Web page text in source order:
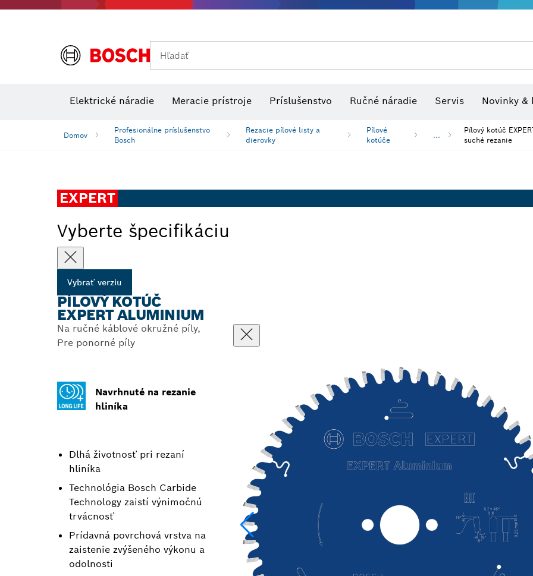
Hľadať
Elektrické náradie Meracie prístroje Príslušenstvo Ručné náradie Servis Novinky &
Domov
Profesionálne príslušenstvo
Bosch
Rezacie pílové listy a
dierovky
Pílové
kotúče
...
Pílový kotúč
suché rezanie
EXPERT
Vyberte špecifikáciu
Vybrať verziu
PÍLOVÝ KOTÚČ
EXPERT ALUMINIUM
Na ručné káblové okružné píly,
Pre ponorné píly
Navrhnuté na rezanie
hliníka
Dlhá životnosť pri rezaní
hliníka
Technológia Bosch Carbide
Technology zaistí výnimočnú
trvácnosť
Prídavná povrchová vrstva na
zaistenie zvýšeného výkonu a
odolnosti